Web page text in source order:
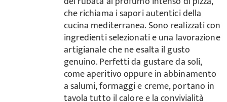
che richiama i sapori autentici della
cucina mediterranea. Sono realizzati con
ingredienti selezionati e una lavorazione
artigianale che ne esalta il gusto
genuino. Perfetti da gustare da soli,
come aperitivo oppure in abbinamento
a salumi, formaggi e creme, portano in
tavola tutto il calore e la convivialità